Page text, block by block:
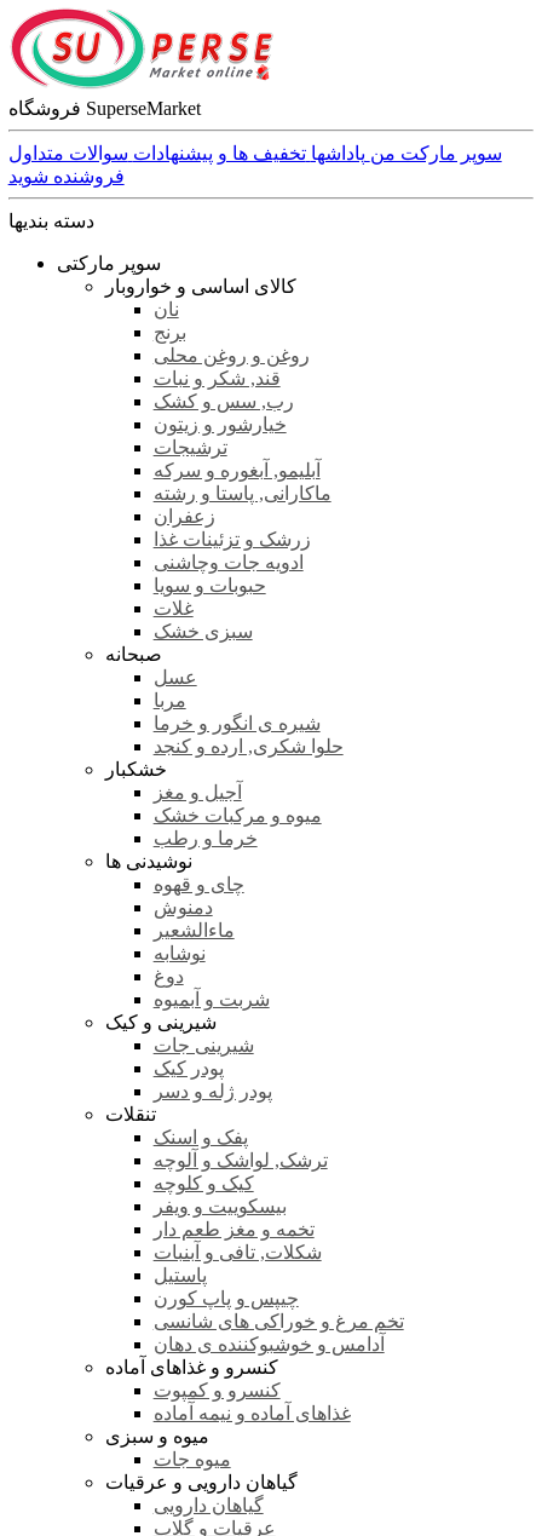
فروشگاه SuperseMarket
سوپر مارکت من پاداشها تخفیف ها و پیشنهادات سوالات متداول
فروشنده شوید
دسته بندیها
سوپر مارکتی
کالای اساسی و خواروبار
نان
برنج
روغن و روغن محلی
قند, شکر و نبات
رب, سس و کشک
خیارشور و زیتون
ترشیجات
آبلیمو, آبغوره و سرکه
ماکارانی, پاستا و رشته
زعفران
زرشک و تزئینات غذا
ادویه جات وچاشنی
حبوبات و سویا
غلات
سبزی خشک
صبحانه
عسل
مربا
شیره ی انگور و خرما
حلوا شکری, ارده و کنجد
خشکبار
آجیل و مغز
میوه و مرکبات خشک
خرما و رطب
نوشیدنی ها
چای و قهوه
دمنوش
ماءالشعیر
نوشابه
دوغ
شربت و آبمیوه
شیرینی و کیک
شیرینی جات
پودر کیک
پودر ژله و دسر
تنقلات
پفک و اسنک
ترشک, لواشک و آلوچه
کیک و کلوچه
بیسکوییت و ویفر
تخمه و مغز طعم دار
شکلات, تافی و آبنبات
پاستیل
چیپس و پاپ کورن
تخم مرغ و خوراکی های شانسی
آدامس و خوشبوکننده ی دهان
کنسرو و غذاهای آماده
کنسرو و کمپوت
غذاهای آماده و نیمه آماده
میوه و سبزی
میوه جات
گیاهان دارویی و عرقیات
گیاهان دارویی
عرقیات و گلاب